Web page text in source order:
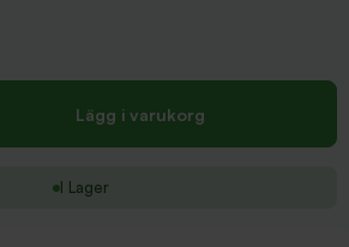
Lägg i varukorg
I Lager